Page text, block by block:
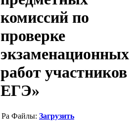
комиссий по
проверке
экзаменационных
работ участников
ЕГЭ»
Файлы: Загрузить